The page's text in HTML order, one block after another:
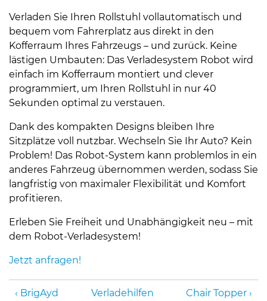
Verladen Sie Ihren Rollstuhl vollautomatisch und
bequem vom Fahrerplatz aus direkt in den
Kofferraum Ihres Fahrzeugs – und zurück. Keine
lästigen Umbauten: Das Verladesystem Robot wird
einfach im Kofferraum montiert und clever
programmiert, um Ihren Rollstuhl in nur 40
Sekunden optimal zu verstauen.
Dank des kompakten Designs bleiben Ihre
Sitzplätze voll nutzbar. Wechseln Sie Ihr Auto? Kein
Problem! Das Robot-System kann problemlos in ein
anderes Fahrzeug übernommen werden, sodass Sie
langfristig von maximaler Flexibilität und Komfort
profitieren.
Erleben Sie Freiheit und Unabhängigkeit neu – mit
dem Robot-Verladesystem!
Jetzt anfragen!
BrigAyd Verladehilfen Chair Topper